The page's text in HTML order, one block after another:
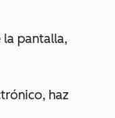
la pantalla,
haz